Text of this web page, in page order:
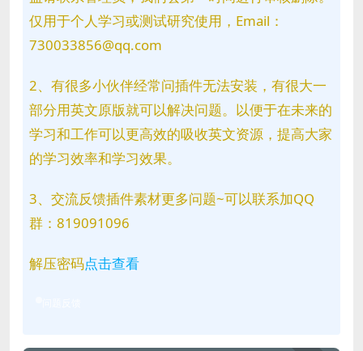
仅用于个人学习或测试研究使用，Email：
730033856@qq.com
2、有很多小伙伴经常问插件无法安装，有很大一
部分用英文原版就可以解决问题。以便于在未来的
学习和工作可以更高效的吸收英文资源，提高大家
的学习效率和学习效果。
3、交流反馈插件素材更多问题~可以联系加QQ
群：819091096
解压密码点击查看